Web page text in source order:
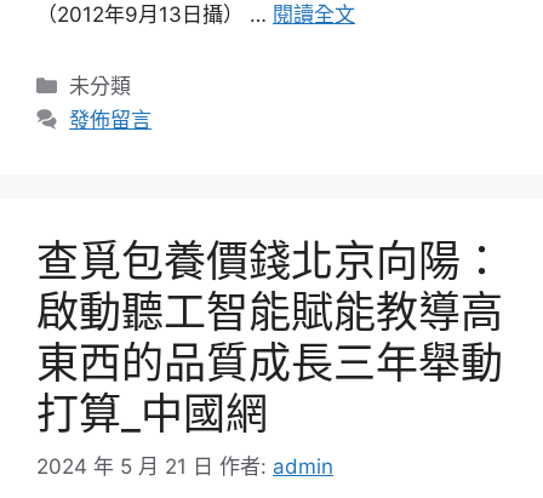
（2012年9月13日攝） … 閱讀全文
分
類
未分類
發佈留言
查覓包養價錢北京向陽：
啟動聽工智能賦能教導高
東西的品質成長三年舉動
打算_中國網
2024 年 5 月 21 日 作者: admin